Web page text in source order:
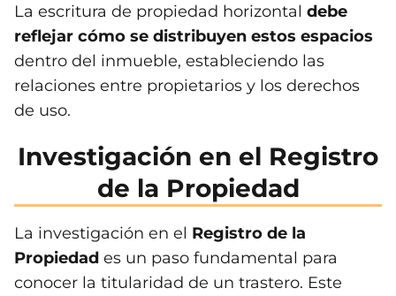
La escritura de propiedad horizontal debe
reflejar cómo se distribuyen estos espacios
dentro del inmueble, estableciendo las
relaciones entre propietarios y los derechos
de uso.
Investigación en el Registro
de la Propiedad
La investigación en el Registro de la
Propiedad es un paso fundamental para
conocer la titularidad de un trastero. Este